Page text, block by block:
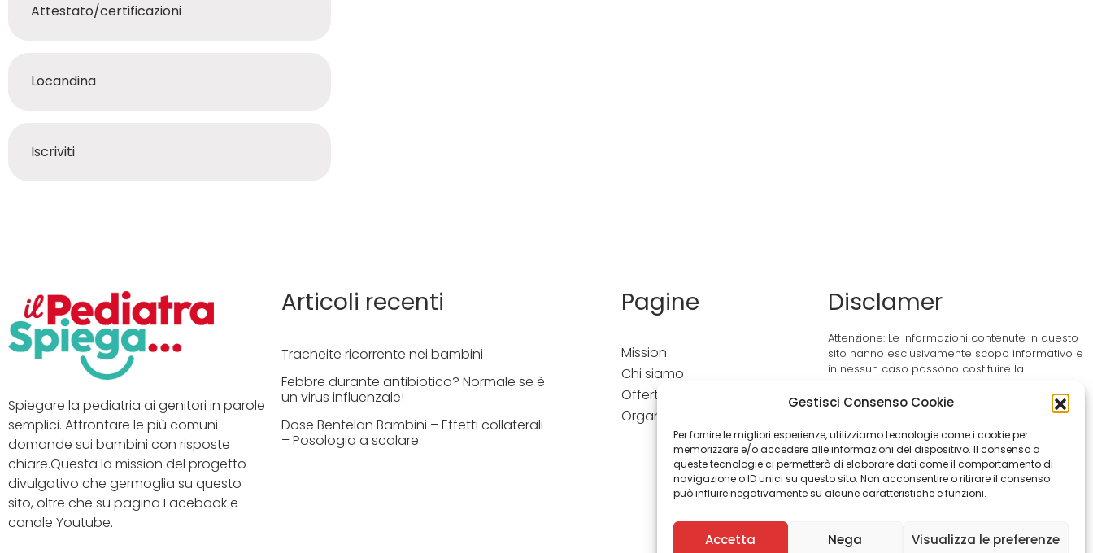
Gestisci Consenso Cookie
Per fornire le migliori esperienze, utilizziamo tecnologie come i cookie per
memorizzare e/o accedere alle informazioni del dispositivo. Il consenso a
queste tecnologie ci permetterà di elaborare dati come il comportamento di
navigazione o ID unici su questo sito. Non acconsentire o ritirare il consenso
può influire negativamente su alcune caratteristiche e funzioni.
Accetta Nega Visualizza le preferenze
Attestato/certificazioni
Locandina
Iscriviti
Spiegare la pediatria ai genitori in parole
semplici. Affrontare le più comuni
domande sui bambini con risposte
chiare.Questa la mission del progetto
divulgativo che germoglia su questo
sito, oltre che su pagina Facebook e
canale Youtube.
Articoli recenti
Tracheite ricorrente nei bambini
Febbre durante antibiotico? Normale se è
un virus influenzale!
Dose Bentelan Bambini – Effetti collaterali
– Posologia a scalare
Pagine
Mission
Chi siamo
Offerta formativa
Organizza un corso
Disclamer
Attenzione: Le informazioni contenute in questo
sito hanno esclusivamente scopo informativo e
in nessun caso possono costituire la
formulazione di una diagnosi o la prescrizione
di un trattamento. Le informazioni contenute nel
modo sostituire il rapporto diretto medico-
paziente o la visita specialistica. Si
raccomanda di chiedere sempre il parere del
proprio medico curante e/o di specialisti
riguardo qualsiasi indicazione rip ortata.